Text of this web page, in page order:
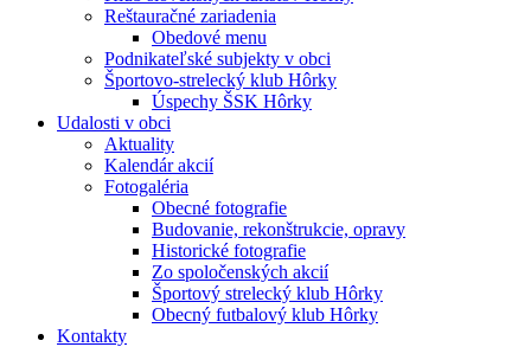
Reštauračné zariadenia
Obedové menu
Podnikateľské subjekty v obci
Športovo-strelecký klub Hôrky
Úspechy ŠSK Hôrky
Udalosti v obci
Aktuality
Kalendár akcií
Fotogaléria
Obecné fotografie
Budovanie, rekonštrukcie, opravy
Historické fotografie
Zo spoločenských akcií
Športový strelecký klub Hôrky
Obecný futbalový klub Hôrky
Kontakty